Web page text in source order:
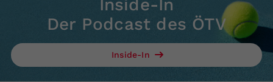
Inside-In
Der Podcast des ÖTV
Inside-In